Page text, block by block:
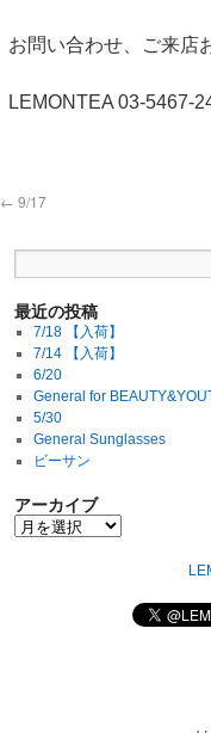
お問い合わせ、ご来店
LEMONTEA 03-5467-
← 9/17
最近の投稿
7/18 【入荷】
7/14 【入荷】
6/20
General for
5/30
General Sunglasses
ビーサン
アーカイブ